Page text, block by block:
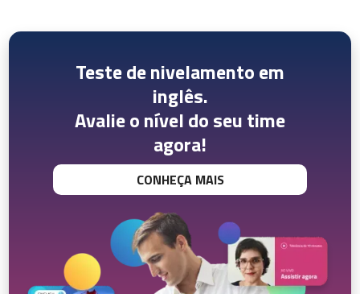
Teste de nivelamento em
inglês.
Avalie o nível do seu time
agora!
CONHEÇA MAIS